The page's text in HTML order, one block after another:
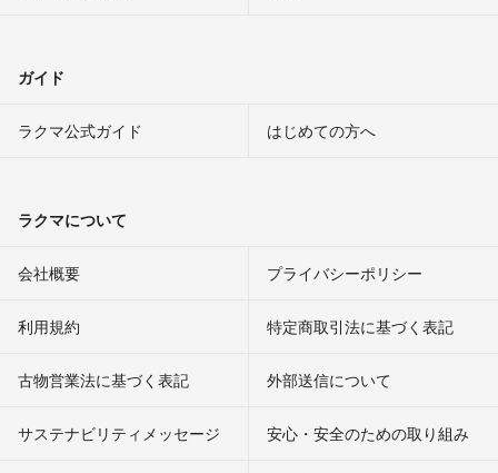
ガイド
ラクマ公式ガイド はじめての方へ
ラクマについて
会社概要 プライバシーポリシー
利用規約 特定商取引法に基づく表記
古物営業法に基づく表記 外部送信について
サステナビリティメッセージ 安心・安全のための取り組み